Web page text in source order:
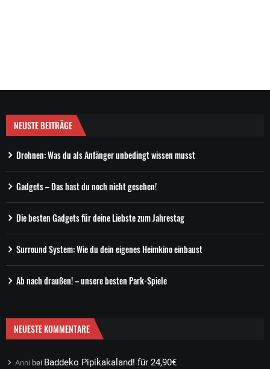
NEUSTE BEITRÄGE
Drohnen: Was du als Anfänger unbedingt wissen musst
Gadgets – Das hast du noch nicht gesehen!
Die besten Gadgets für deine Liebste zum Jahrestag
Surround System: Wie du dein eigenes Heimkino einbaust
Ab nach draußen! – unsere besten Park-Spiele
NEUESTE KOMMENTARE
Anni bei Baddeko Pipikakaland! für 24,90€